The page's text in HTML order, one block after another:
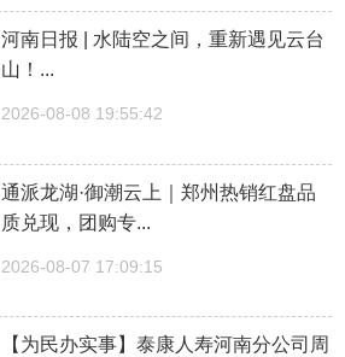
河南日报 | 水陆空之间，重新遇见云台
山！...
2026-08-08 19:55:42
通派龙湖·御潮云上｜郑州热销红盘品
质兑现，团购专...
2026-08-07 17:09:15
【为民办实事】泰康人寿河南分公司周